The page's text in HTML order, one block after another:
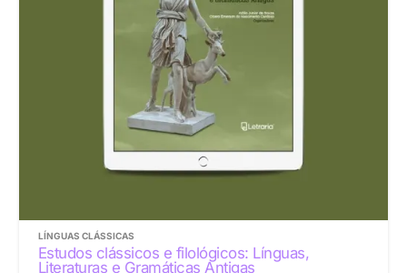
LÍNGUAS CLÁSSICAS
Estudos clássicos e filológicos: Línguas,
Literaturas e Gramáticas Antigas